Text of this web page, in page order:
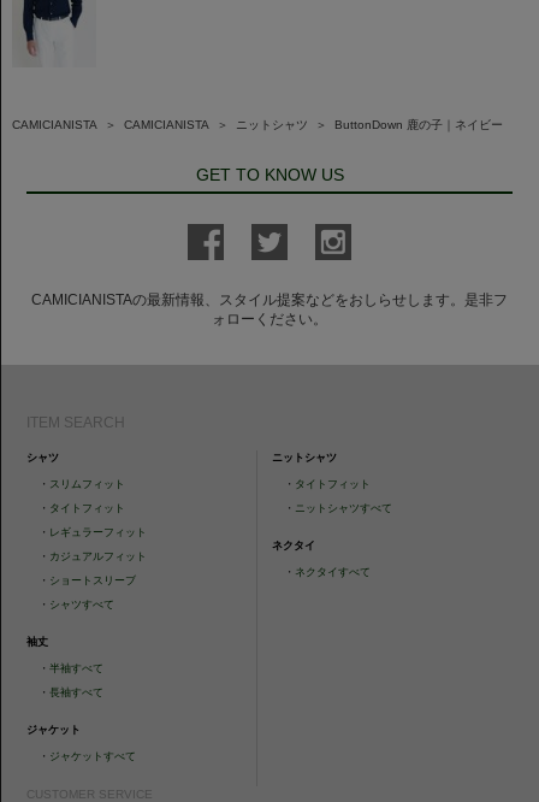
CAMICIANISTA ＞ CAMICIANISTA ＞ ニットシャツ ＞ ButtonDown 鹿の子｜ネイビー
GET TO KNOW US
CAMICIANISTAの最新情報、スタイル提案などをおしらせします。是非フ
ォローください。
ITEM SEARCH
シャツ
・ スリムフィット
・ タイトフィット
・ レギュラーフィット
・ カジュアルフィット
・ ショートスリーブ
・ シャツすべて
袖丈
・半袖すべて
・長袖すべて
ジャケット
・ ジャケットすべて
ニットシャツ
・ タイトフィット
・ ニットシャツすべて
ネクタイ
・ ネクタイすべて
CUSTOMER SERVICE